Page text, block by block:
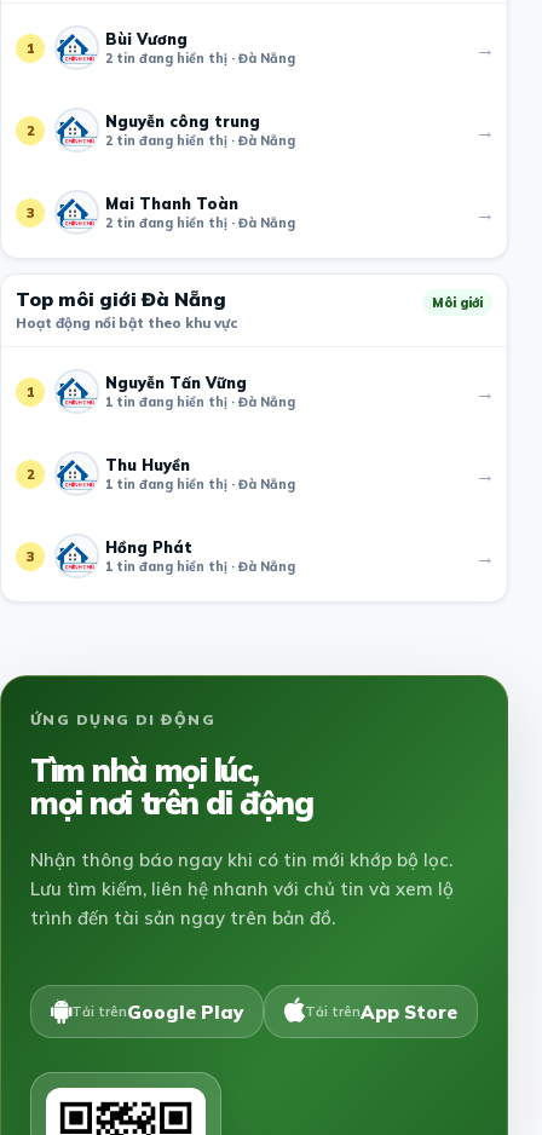
1 Bùi Vương
2 tin đang hiển thị · Đà Nẵng →
2 Nguyễn công trung
2 tin đang hiển thị · Đà Nẵng →
3 Mai Thanh Toàn
2 tin đang hiển thị · Đà Nẵng →
Top môi giới Đà Nẵng
Hoạt động nổi bật theo khu vực
Môi giới
1 Nguyễn Tấn Vững
1 tin đang hiển thị · Đà Nẵng →
2 Thu Huyền
1 tin đang hiển thị · Đà Nẵng →
3 Hồng Phát
1 tin đang hiển thị · Đà Nẵng →
ỨNG DỤNG DI ĐỘNG
Tìm nhà mọi lúc,
mọi nơi trên di động
Nhận thông báo ngay khi có tin mới khớp bộ lọc.
Lưu tìm kiếm, liên hệ nhanh với chủ tin và xem lộ
trình đến tài sản ngay trên bản đồ.
Tải trênGoogle Play Tải trênApp Store